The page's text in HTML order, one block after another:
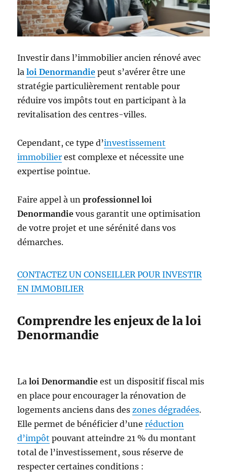
Investir dans l’immobilier ancien rénové avec
laloi Denormandie peut s’avérer être une
stratégie particulièrement rentable pour
réduire vos impôts tout en participant à la
revitalisation des centres-villes.
Cependant, ce type d’investissement
immobilier est complexe et nécessite une
expertise pointue.
Faire appel à unprofessionnel loi
Denormandie vous garantit une optimisation
de votre projet et une sérénité dans vos
démarches.
CONTACTEZ UN CONSEILLER POUR INVESTIR
EN IMMOBILIER
Comprendre les enjeux de la loi
Denormandie
Laloi Denormandie est un dispositif fiscal mis
en place pour encourager la rénovation de
logements anciens dans deszones dégradées.
Elle permet de bénéficier d’uneréduction
d’impôt pouvant atteindre 21 % du montant
total de l’investissement, sous réserve de
respecter certaines conditions :